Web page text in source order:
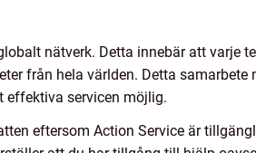
nätverk. Detta innebär att varje
från hela världen. Detta samarbete
effektiva servicen möjlig.
eftersom Action Service är